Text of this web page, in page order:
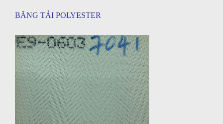
BĂNG TẢI POLYESTER